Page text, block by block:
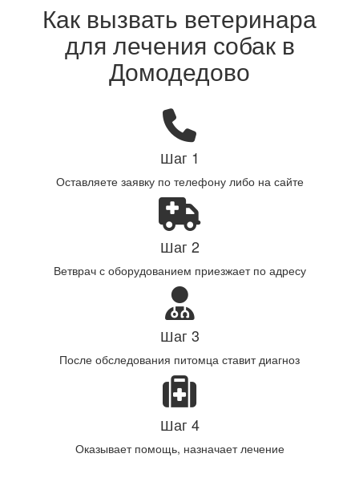
Как вызвать ветеринара
для лечения собак в
Домодедово
Шаг 1
Оставляете заявку по телефону либо на сайте
Шаг 2
Ветврач с оборудованием приезжает по адресу
Шаг 3
После обследования питомца ставит диагноз
Шаг 4
Оказывает помощь, назначает лечение